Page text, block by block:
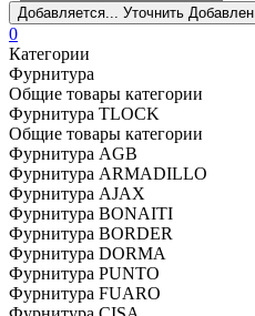
Добавляется... Уточнить Добавлен
0
Категории
Фурнитура
Общие товары категории
Фурнитура TLOCK
Общие товары категории
Фурнитура AGB
Фурнитура ARMADILLO
Фурнитура AJAX
Фурнитура BONAITI
Фурнитура BORDER
Фурнитура DORMA
Фурнитура PUNTO
Фурнитура FUARO